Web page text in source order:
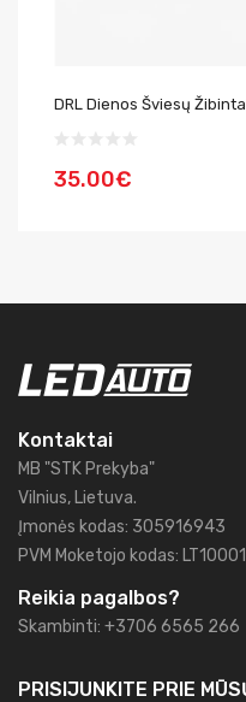
DRL Dienos Šviesų
35.00€
Kontaktai
MB "STK Prekyba"
Vilnius, Lietuva.
Įmonės kodas: 305916943
PVM Moketojo kodas:
Reikia pagalbos?
Skambinti: +3706 6565 266
PRISIJUNKITE PRIE